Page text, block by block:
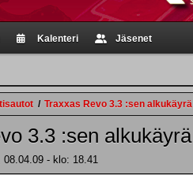
Kalenteri Jäsenet
/ Traxxas Revo 3.3 :sen alkukäyrä
3.3 :sen alkukäyrä
- klo: 18.41